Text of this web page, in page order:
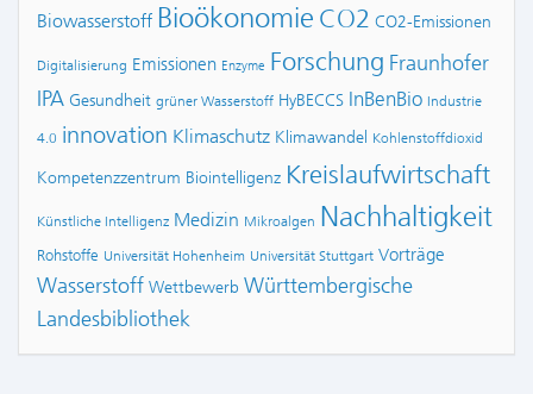
Biowasserstoff Bioökonomie CO2 CO2-Emissionen
Digitalisierung Emissionen Enzyme Forschung Fraunhofer
IPA Gesundheit grüner Wasserstoff HyBECCS InBenBio Industrie
4.0 innovation Klimaschutz Klimawandel Kohlenstoffdioxid
Kompetenzzentrum Biointelligenz Kreislaufwirtschaft
Künstliche Intelligenz Medizin Mikroalgen Nachhaltigkeit
Rohstoffe Universität Hohenheim Universität Stuttgart Vorträge
Wasserstoff Wettbewerb Württembergische
Landesbibliothek